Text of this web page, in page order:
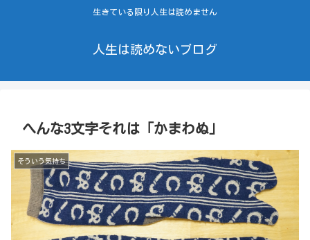
生きている限り人生は読めません
人生は読めないブログ
へんな3文字それは「かまわぬ」
そういう気持ち